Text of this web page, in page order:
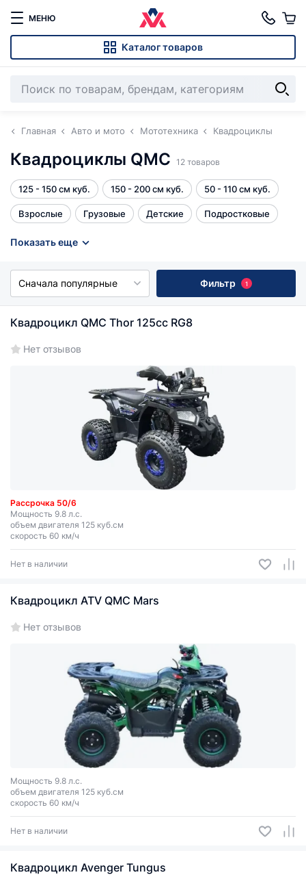
МЕНЮ
Каталог товаров
Главная Авто и мото Мототехника Квадроциклы
Квадроциклы QMC 12 товаров
125 - 150 см куб. 150 - 200 см куб. 50 - 110 см куб.
Взрослые Грузовые Детские Подростковые
Все
Показать еще
Сначала популярные Фильтр 1
Квадроцикл QMC Thor 125cc RG8
Нет отзывов
Рассрочка 50/6
Мощность 9.8 л.с.
объем двигателя 125 куб.см
скорость 60 км/ч
Нет в наличии
Квадроцикл ATV QMC Mars
Нет отзывов
Мощность 9.8 л.с.
объем двигателя 125 куб.см
скорость 60 км/ч
Нет в наличии
Квадроцикл Avenger Tungus